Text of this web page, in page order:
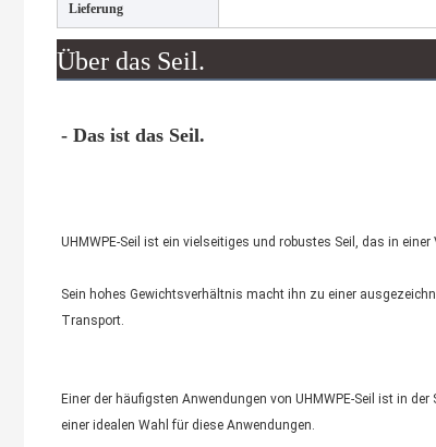
Lieferung
Über das Seil.
- Das ist das Seil.
UHMWPE-Seil ist ein vielseitiges und robustes Seil, das in
Sein hohes Gewichtsverhältnis macht ihn zu einer
Transport.
Einer der häufigsten Anwendungen von UHMWPE-Seil ist in
einer idealen Wahl für diese Anwendungen.